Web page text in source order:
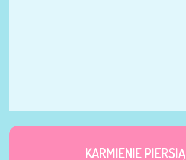
KARMIENIE PIERSIĄ